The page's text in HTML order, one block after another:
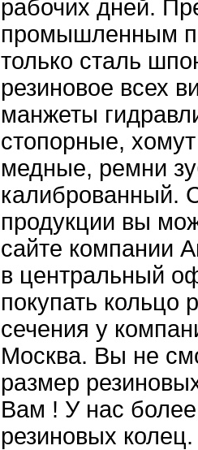
рабочих дней.
промышленным
только сталь
резиновое всех
манжеты
стопорные,
медные, ремни
калиброванный.
продукции вы
сайте компании
в центральный
покупать кольцо
сечения у
Москва. Вы не
размер
Вам ! У нас
резиновых колец.